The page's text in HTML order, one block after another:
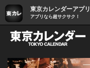
東京カレンダーアプリ
アプリなら超サクサク！